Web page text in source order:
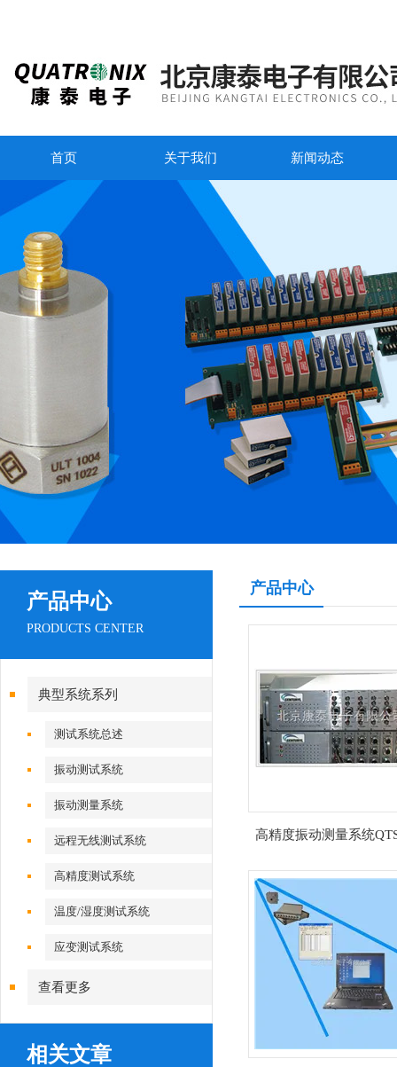
首页 关于我们 新闻动态
产品中心
PRODUCTS CENTER
典型系统系列
测试系统总述
振动测试系统
振动测量系统
远程无线测试系统
高精度测试系统
温度/湿度测试系统
应变测试系统
查看更多
相关文章
产品中心
高精度振动测量系统